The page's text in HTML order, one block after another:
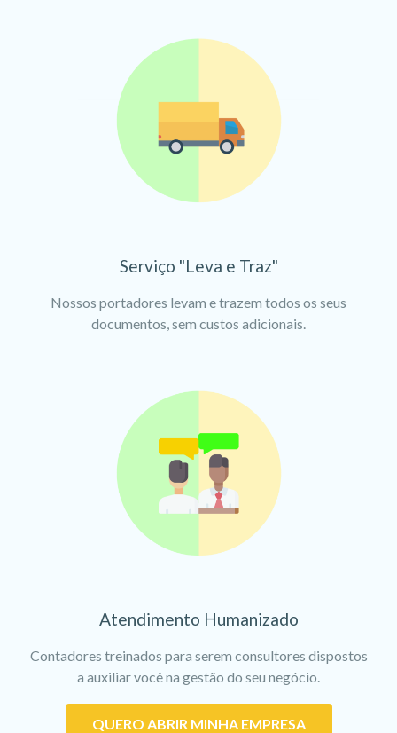
Serviço "Leva e Traz"
Nossos portadores levam e trazem todos os seus
documentos, sem custos adicionais.
Atendimento Humanizado
Contadores treinados para serem consultores dispostos
a auxiliar você na gestão do seu negócio.
QUERO ABRIR MINHA EMPRESA